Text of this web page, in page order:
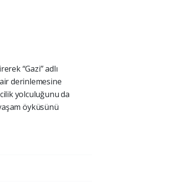
“Gazi” adlı
derinlemesine
yolculuğunu da
öyküsünü